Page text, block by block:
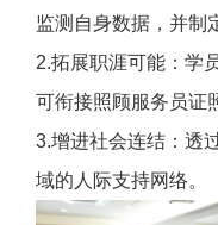
监测自身数据，并制
2.拓展职涯可能：学
可衔接照顾服务员证
3.增进社会连结：透
域的人际支持网络。